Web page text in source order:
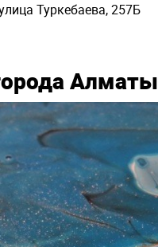
Туркебаева, 257Б
Алматы